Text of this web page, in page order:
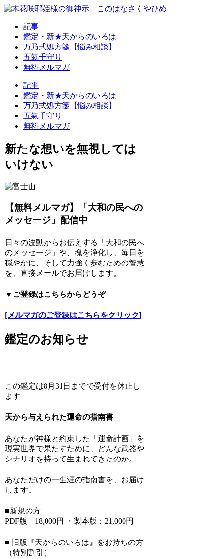
記事
鑑定・新★天からのいろは
万乃式処方箋【悩み相談】
五氣千守り
無料メルマガ
記事
鑑定・新★天からのいろは
万乃式処方箋【悩み相談】
五氣千守り
無料メルマガ
新たな想いを無視しては
いけない
【無料メルマガ】「大和の民への
メッセージ」配信中
日々の波動からお伝えする「大和の民へ
のメッセージ」や、魂を浄化し、毎日を
穏やかに、そして力強く歩むための智慧
を、直接メールでお届けします。
▼ご登録はこちらからどうぞ
[メルマガのご登録はこちらをクリック]
鑑定のお知らせ
この鑑定は8月31日までで受付を休止し
ます
天から与えられた運命の指南書
あなたが神様と約束した「運命計画」を
現実世界で果たすために、どんな武器や
シナリオを持って生まれてきたのか。
あなただけの一生涯の指南書を、お届け
します。
■新規の方
PDF版：18,000円 ・製本版：21,000円
■ 旧版『天からのいろは』をお持ちの方
（特別割引）